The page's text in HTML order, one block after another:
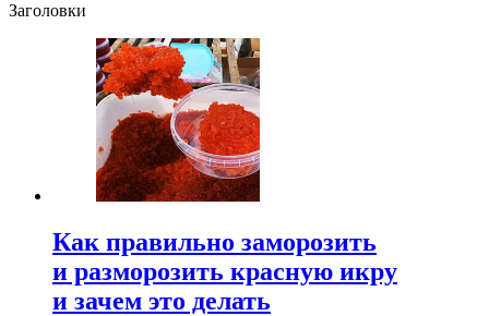
Заголовки
Как правильно заморозить
и разморозить красную икру
и зачем это делать